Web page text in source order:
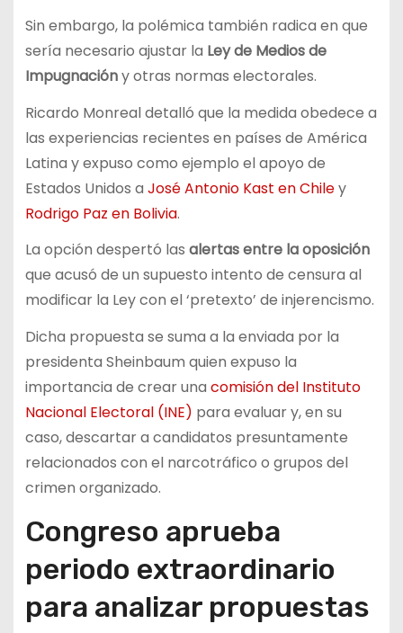
Sin embargo, la polémica también radica en que
sería necesario ajustar la Ley de Medios de
Impugnacióny otras normas electorales.
Ricardo Monreal detalló que la medida obedece a
las experiencias recientes en países de América
Latina y expuso como ejemplo el apoyo de
Estados Unidos a José Antonio Kast en Chiley
Rodrigo Paz en Bolivia.
La opción despertó las alertas entre la oposición
que acusó de un supuesto intento de censura al
modificar la Ley con el ‘pretexto’ de injerencismo.
Dicha propuesta se suma a la enviada por la
presidenta Sheinbaum quien expuso la
importancia de crear una comisión del Instituto
Nacional Electoral (INE) para evaluar y, en su
caso, descartar a candidatos presuntamente
relacionados con el narcotráfico o grupos del
crimen organizado.
Congreso aprueba
periodo extraordinario
para analizar propuestas